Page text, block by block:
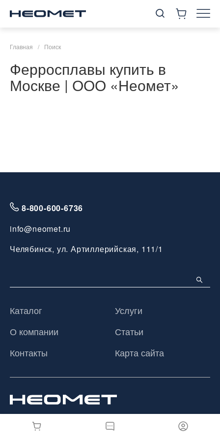
Главная / Поиск
Ферросплавы купить в
Москве | ООО «Неомет»
8-800-600-6736
info@neomet.ru
Челябинск, ул. Артиллерийская, 111/1
Каталог
Услуги
О компании
Статьи
Контакты
Карта сайта
© 2026 ООО «Неомет», Все права защищены